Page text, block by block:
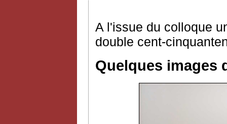
A l'issue du colloque
double cent-
Quelques images